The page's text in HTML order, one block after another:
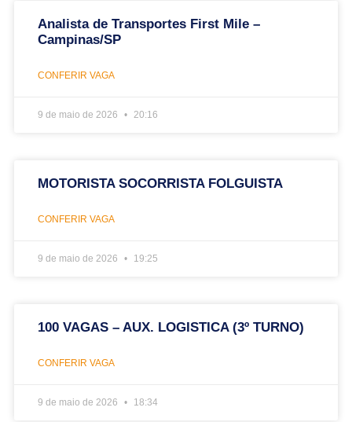
Analista de Transportes First Mile –
Campinas/SP
CONFERIR VAGA
9 de maio de 2026 20:16
MOTORISTA SOCORRISTA FOLGUISTA
CONFERIR VAGA
9 de maio de 2026 19:25
100 VAGAS – AUX. LOGISTICA (3º TURNO)
CONFERIR VAGA
9 de maio de 2026 18:34